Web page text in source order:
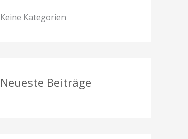
n
Keine Kategorien
Neueste Beiträge